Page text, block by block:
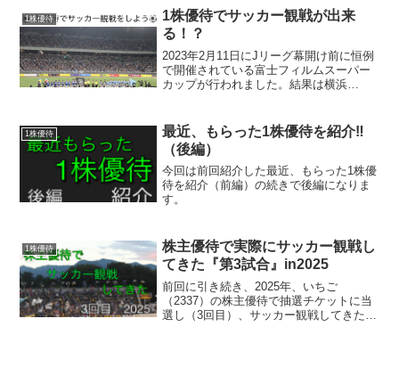
最後まで読んで頂けたら幸いです。
1株優待
1株優待でサッカー観戦が出来
る！？
2023年2月11日にJリーグ幕開け前に恒例
で開催されている富士フィルムスーパー
カップが行われました。結果は横浜
た。そこで今回はあと1週間に迫ったJリ
ーグを１株だけ...
1株優待
最近、もらった1株優待を紹介‼️
（後編）
今回は前回紹介した最近、もらった1株優
待を紹介（前編）の続きで後編になりま
す。
1株優待
株主優待で実際にサッカー観戦し
てきた『第3試合』in2025
前回に引き続き、2025年、いちご
（2337）の株主優待で抽選チケットに当
選し（3回目）、サッカー観戦してきたの